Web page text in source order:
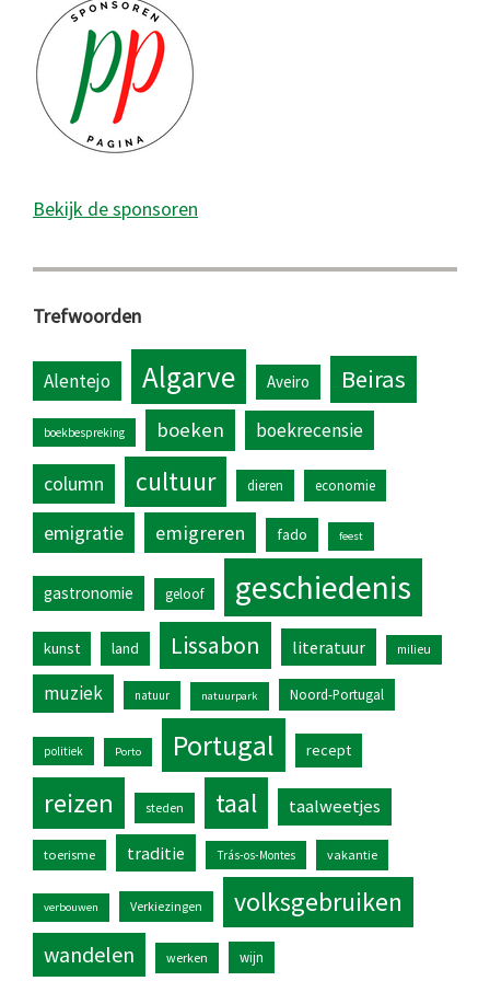
Bekijk de sponsoren
Trefwoorden
Alentejo Algarve Aveiro Beiras
boekbespreking boeken boekrecensie
column cultuur dieren economie
emigratie emigreren fado feest
gastronomie geloof geschiedenis
kunst land Lissabon literatuur milieu
muziek natuur natuurpark Noord-Portugal
politiek Porto Portugal recept
reizen steden taal taalweetjes
toerisme traditie Trás-os-Montes vakantie
verbouwen Verkiezingen volksgebruiken
wandelen werken wijn